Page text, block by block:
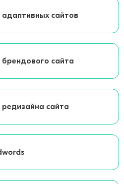
сайтов
сайта
сайта